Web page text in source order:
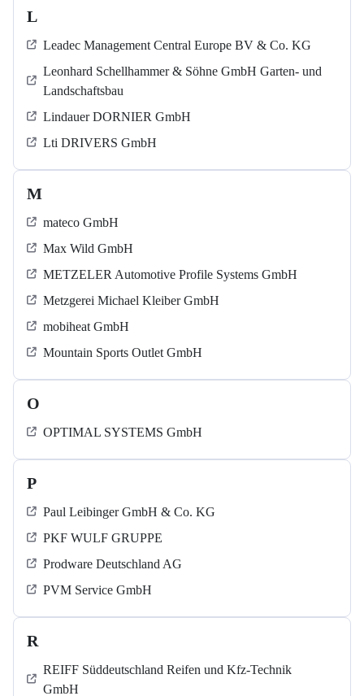
L
Leadec Management Central Europe BV & Co. KG
Leonhard Schellhammer & Söhne GmbH Garten- und
Landschaftsbau
Lindauer DORNIER GmbH
Lti DRIVERS GmbH
M
mateco GmbH
Max Wild GmbH
METZELER Automotive Profile Systems GmbH
Metzgerei Michael Kleiber GmbH
mobiheat GmbH
Mountain Sports Outlet GmbH
O
OPTIMAL SYSTEMS GmbH
P
Paul Leibinger GmbH & Co. KG
PKF WULF GRUPPE
Prodware Deutschland AG
PVM Service GmbH
R
REIFF Süddeutschland Reifen und Kfz-Technik
GmbH